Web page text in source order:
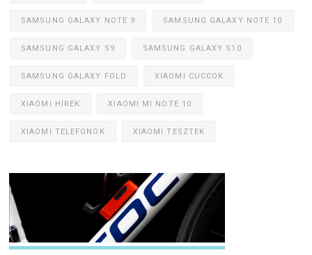
SAMSUNG GALAXY NOTE 9 SAMSUNG GALAXY NOTE 10
SAMSUNG GALAXY S9 SAMSUNG GALAXY S10
SAMSUNG GALAXY FOLD XIAOMI CUCCOK
XIAOMI HÍREK XIAOMI MI NOTE 10
XIAOMI TELEFONOK XIAOMI TESZTEK